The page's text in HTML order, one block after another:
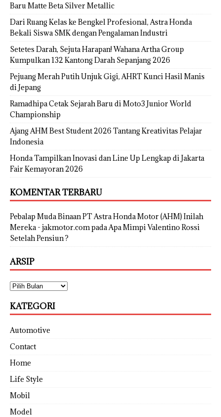
Baru Matte Beta Silver Metallic
Dari Ruang Kelas ke Bengkel Profesional, Astra Honda
Bekali Siswa SMK dengan Pengalaman Industri
Setetes Darah, Sejuta Harapan! Wahana Artha Group
Kumpulkan 132 Kantong Darah Sepanjang 2026
Pejuang Merah Putih Unjuk Gigi, AHRT Kunci Hasil Manis
di Jepang
Ramadhipa Cetak Sejarah Baru di Moto3 Junior World
Championship
Ajang AHM Best Student 2026 Tantang Kreativitas Pelajar
Indonesia
Honda Tampilkan Inovasi dan Line Up Lengkap di Jakarta
Fair Kemayoran 2026
KOMENTAR TERBARU
Pebalap Muda Binaan PT Astra Honda Motor (AHM) Inilah
Mereka - jakmotor.compadaApa Mimpi Valentino Rossi
Setelah Pensiun ?
ARSIP
KATEGORI
Automotive
Contact
Home
Life Style
Mobil
Model